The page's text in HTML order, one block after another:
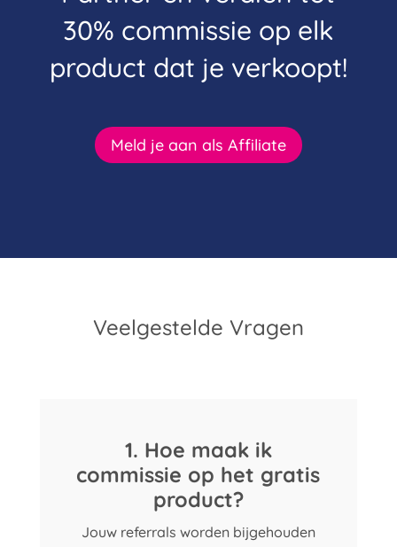
30% commissie op elk
product dat je verkoopt!
Meld je aan als Affiliate
Veelgestelde Vragen
1. Hoe maak ik
commissie op het gratis
product?
Jouw referrals worden bijgehouden